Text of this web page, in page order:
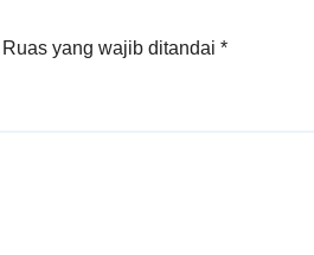
Ruas yang wajib ditandai *